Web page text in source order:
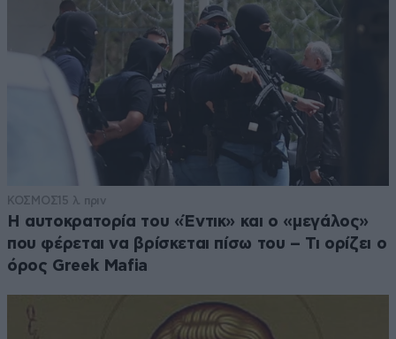
ΚΟΣΜΟΣ15 λ. πριν
Η αυτοκρατορία του «Έντικ» και ο «μεγάλος»
που φέρεται να βρίσκεται πίσω του – Τι ορίζει ο
όρος Greek Mafia